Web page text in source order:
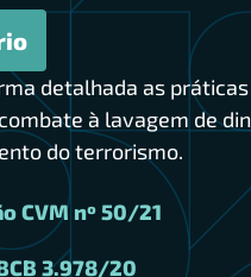
detalhada as práticas
à lavagem de
do terrorismo.
CVM nº 50/21
3.978/20